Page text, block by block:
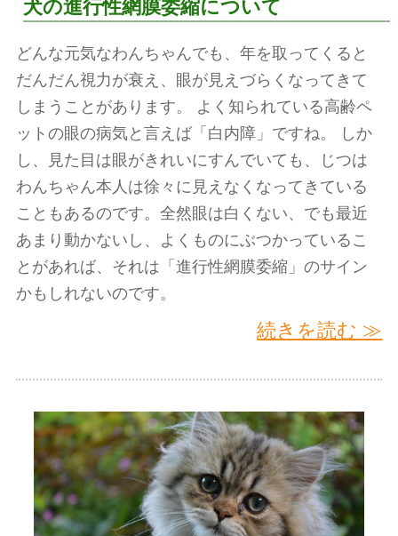
犬の進行性網膜委縮について
どんな元気なわんちゃんでも、年を取ってくると
だんだん視力が衰え、眼が見えづらくなってきて
しまうことがあります。 よく知られている高齢ペ
ットの眼の病気と言えば「白内障」ですね。 しか
し、見た目は眼がきれいにすんでいても、じつは
わんちゃん本人は徐々に見えなくなってきている
こともあるのです。全然眼は白くない、でも最近
あまり動かないし、よくものにぶつかっているこ
とがあれば、それは「進行性網膜委縮」のサイン
かもしれないのです。
続きを読む ≫